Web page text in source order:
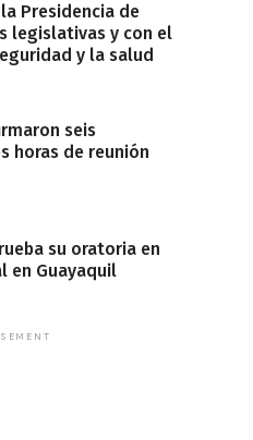
Presidencia de
legislativas y con el
y la salud
seis
horas de reunión
su oratoria en
en Guayaquil